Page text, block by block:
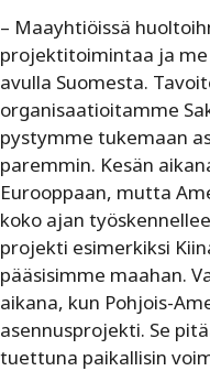
– Maayhtiöissä
projektitoimintaa ja
avulla Suomesta.
organisaatioitamme
pystymme tukemaan
paremmin. Kesän
Eurooppaan, mutta
koko ajan
projekti esimerkiksi
pääsisimme maahan.
aikana, kun Pohjois-
asennusprojekti. Se
tuettuna paikallisin